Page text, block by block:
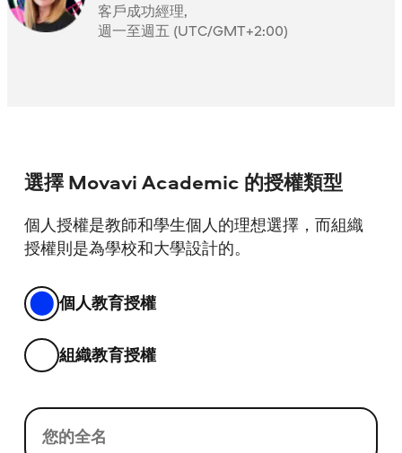
客戶成功經理,
週一至週五 (UTC/GMT+2:00)
選擇 Movavi Academic 的授權類型
個人授權是教師和學生個人的理想選擇，而組織
授權則是為學校和大學設計的。
個人教育授權
組織教育授權
您的全名